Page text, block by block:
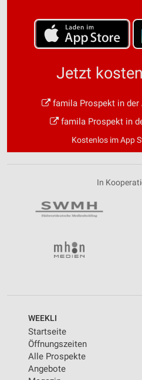
Jetzt
famila Prospekt in der
famila Prospekt in
Kostenlos im App
In
WEEKLI
Startseite
Öffnungszeiten
Alle Prospekte
Angebote